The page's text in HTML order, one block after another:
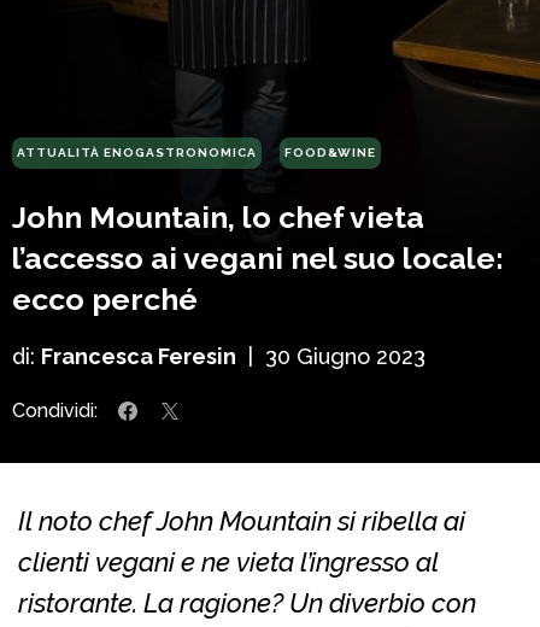
ATTUALITÀ ENOGASTRONOMICA FOOD&WINE
John Mountain, lo chef vieta
l’accesso ai vegani nel suo locale:
ecco perché
di: Francesca Feresin 30 Giugno 2023
Condividi:
Il noto chef John Mountain si ribella ai
clienti vegani e ne vieta l’ingresso al
ristorante. La ragione? Un diverbio con